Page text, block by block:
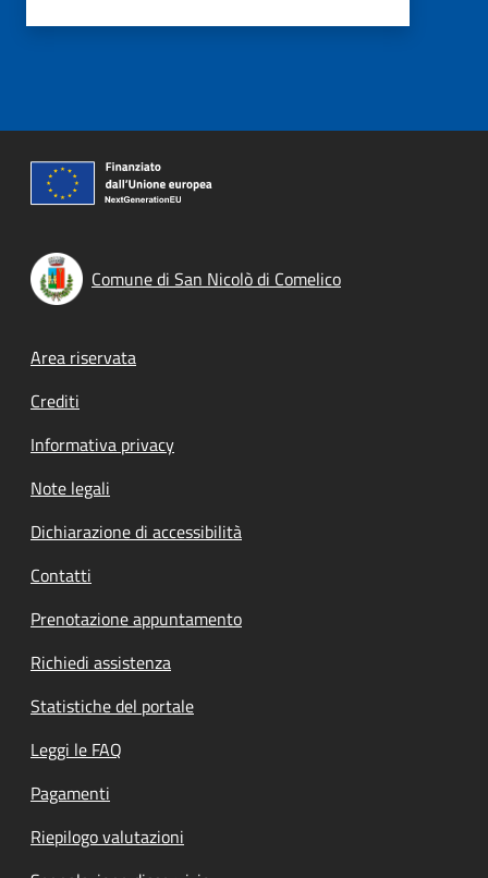
Comune di San Nicolò di Comelico
Footer menu
Area riservata
Crediti
Informativa privacy
Note legali
Dichiarazione di accessibilità
Contatti
Prenotazione appuntamento
Richiedi assistenza
Statistiche del portale
Leggi le FAQ
Pagamenti
Riepilogo valutazioni